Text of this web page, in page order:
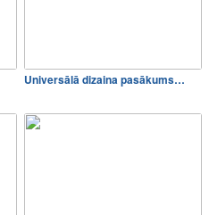
Universālā dizaina pasākums…